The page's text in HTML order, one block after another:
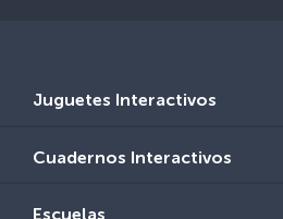
Juguetes Interactivos
Cuadernos Interactivos
Escuelas